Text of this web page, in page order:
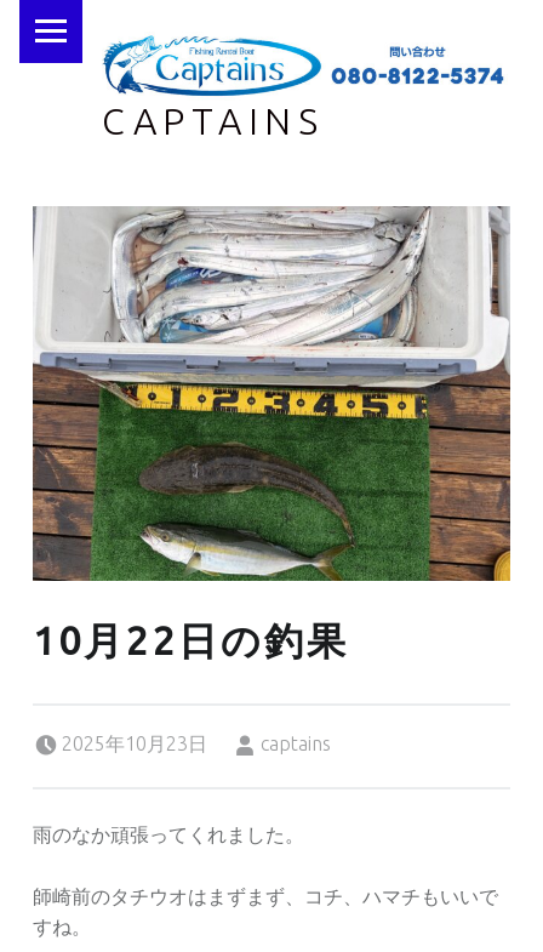
CAPTAINS
10月22日の釣果
2025年10月23日
captains
雨のなか頑張ってくれました。
師崎前のタチウオはまずまず、コチ、ハマチもいいで
すね。